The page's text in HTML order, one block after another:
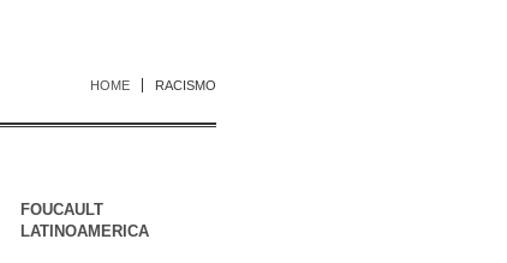
HOME RACISMO
FOUCAULT
LATINOAMERICA